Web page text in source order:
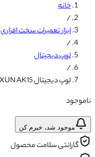
خانه
/
ابزار تعمیرات سخت افزاری
/
لوپ دیجیتال
/
لوپ دیجیتال YAXUN AK15
ناموجود
موجود شد، خبرم کن
گارانتی سلامت محصول